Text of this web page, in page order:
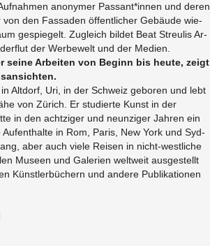
an­ony­mer Pas­sant*innen und deren
von den Fas­sa­den öf­fent­li­cher Ge­bäu­de wie­
ge­spie­gelt. Zu­gleich bil­det Beat Streu­lis Ar­
der Wer­be­welt und der Me­di­en.
seine Ar­bei­ten von Be­ginn bis heute, zeigt
Alt­dorf, Uri, in der Schweiz ge­bo­ren und lebt
von Zü­rich. Er stu­dier­te Kunst in der
in den acht­zi­ger und neun­zi­ger Jah­ren ein
in Rom, Paris, New York und Syd­
aber auch viele Rei­sen in nicht-west­li­che
Mu­se­en und Ga­le­ri­en welt­weit aus­ge­stellt
Künst­ler­bü­chern und an­de­re Pu­bli­ka­tio­nen